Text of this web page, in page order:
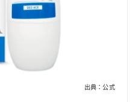
出典：公式